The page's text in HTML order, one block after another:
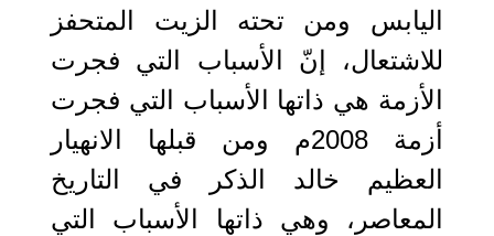
اليابس ومن تحته الزيت المتحفز
للاشتعال، إنّ الأسباب التي فجرت
الأزمة هي ذاتها الأسباب التي فجرت
أزمة 2008م ومن قبلها الانهيار
العظيم خالد الذكر في التاريخ
المعاصر، وهي ذاتها الأسباب التي